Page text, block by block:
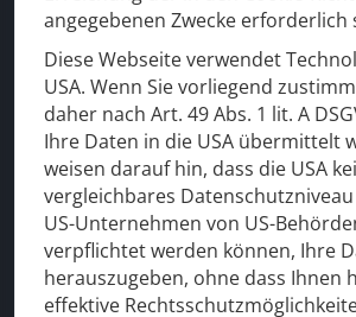
Für Ihre
angegebenen Zwecke erforderlich
Diese Webseite verwendet
USA. Wenn Sie vorliegend
daher nach Art. 49 Abs. 1 lit. A
Ihre Daten in die USA übermittelt
weisen darauf hin, dass die USA
vergleichbares
US-Unternehmen von US-
verpflichtet werden können, Ihre
herauszugeben, ohne dass Ihnen
effektive